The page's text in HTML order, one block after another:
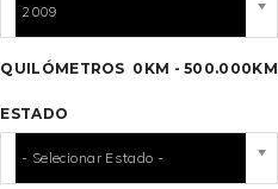
2009
QUILÓMETROS 0KM - 500.000KM
ESTADO
- Selecionar Estado -